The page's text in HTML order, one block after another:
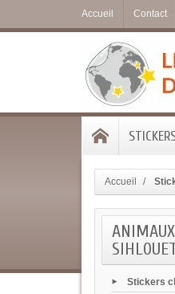
Accueil Contact
Accueil
ANIMAUX
Stickers